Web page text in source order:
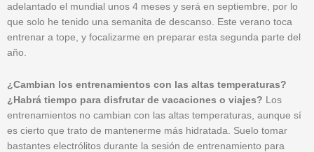
adelantado el mundial unos 4 meses y será en septiembre, por lo
que solo he tenido una semanita de descanso. Este verano toca
entrenar a tope, y focalizarme en preparar esta segunda parte del
año.
¿Cambian los entrenamientos con las altas temperaturas?
¿Habrá tiempo para disfrutar de vacaciones o viajes?
Los
entrenamientos no cambian con las altas temperaturas, aunque sí
es cierto que trato de mantenerme más hidratada. Suelo tomar
bastantes electrólitos durante la sesión de entrenamiento para